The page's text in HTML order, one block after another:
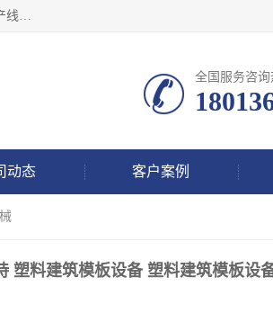
张家港市艾成机械有限公司主要经营pp中空建筑模板生产线、中空塑料模板设备、塑料中空建筑模板设备、塑料中空模板生产线、中空塑料建筑模板机器系列及相关辅机设备等。我们将不断超越自我，一如既往地为客户设计价值，竭诚为您提供更优质的技术、产品和服务！
全国服务咨询
动态 客户案例
塑料建筑模板设备 塑料建筑模板设